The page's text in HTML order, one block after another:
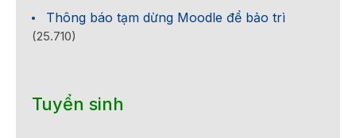
Thông báo tạm dừng Moodle để bảo trì
(25.710)
Tuyển sinh